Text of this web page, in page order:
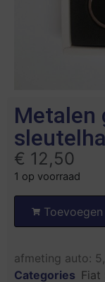
Metalen
€ 12,50
1 op voorraad
afmeting auto:
Categories Fiat